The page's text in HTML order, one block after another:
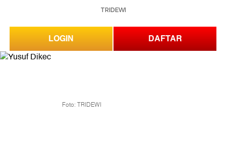
TRIDEWI
LOGIN DAFTAR
Foto: TRIDEWI